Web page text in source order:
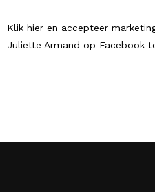
Klik hier en accepteer
Juliette Armand op Facebook